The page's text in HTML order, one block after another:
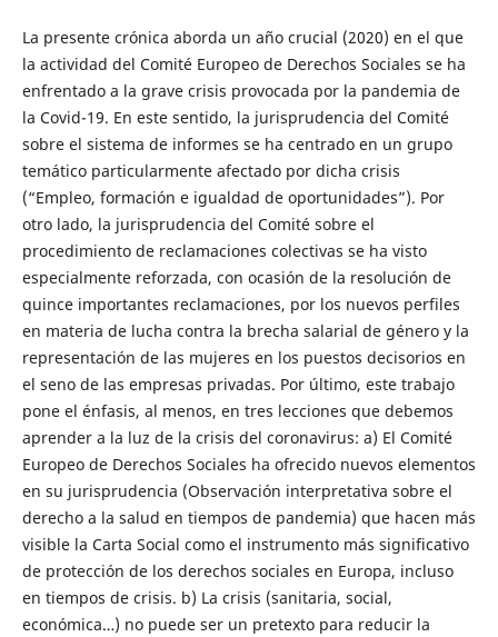
La presente crónica aborda un año crucial (2020) en el que
la actividad del Comité Europeo de Derechos Sociales se ha
enfrentado a la grave crisis provocada por la pandemia de
la Covid-19. En este sentido, la jurisprudencia del Comité
sobre el sistema de informes se ha centrado en un grupo
temático particularmente afectado por dicha crisis
(“Empleo, formación e igualdad de oportunidades”). Por
otro lado, la jurisprudencia del Comité sobre el
procedimiento de reclamaciones colectivas se ha visto
especialmente reforzada, con ocasión de la resolución de
quince importantes reclamaciones, por los nuevos perfiles
en materia de lucha contra la brecha salarial de género y la
representación de las mujeres en los puestos decisorios en
el seno de las empresas privadas. Por último, este trabajo
pone el énfasis, al menos, en tres lecciones que debemos
aprender a la luz de la crisis del coronavirus: a) El Comité
Europeo de Derechos Sociales ha ofrecido nuevos elementos
en su jurisprudencia (Observación interpretativa sobre el
derecho a la salud en tiempos de pandemia) que hacen más
visible la Carta Social como el instrumento más significativo
de protección de los derechos sociales en Europa, incluso
en tiempos de crisis. b) La crisis (sanitaria, social,
económica…) no puede ser un pretexto para reducir la